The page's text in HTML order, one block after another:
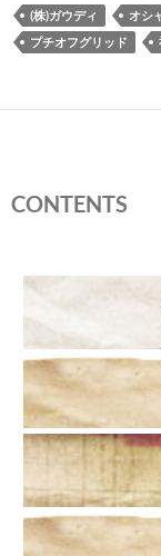
(株)ガウディ オシ
プチオフグリッド
CONTENTS